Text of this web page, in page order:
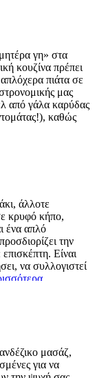
γη» στα
κουζίνα πρέπει
πιάτα σε
μας
από γάλα καρύδας
καθώς
άλλοτε
κρυφό κήπο,
ένα απλό
την
Είναι
να συλλογιστεί
μασάζ,
για να